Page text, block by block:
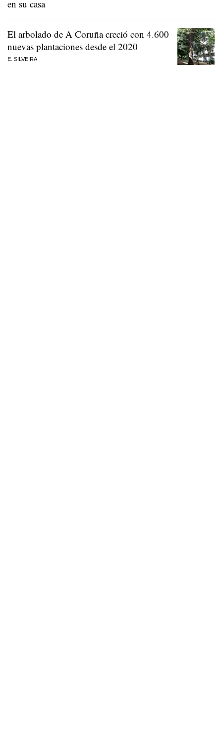
en su casa
El arbolado de A Coruña creció con 4.600
nuevas plantaciones desde el 2020
E. SILVEIRA